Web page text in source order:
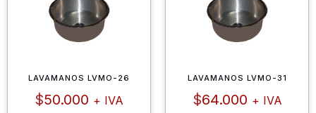
LAVAMANOS LVMO-26
$50.000 + IVA
LAVAMANOS LVMO-31
$64.000 + IVA